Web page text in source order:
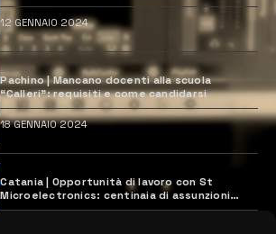
12 GENNAIO 2024
Pachino | Mancano docenti alla scuola
“Calleri”: requisiti e come candidarsi
18 GENNAIO 2024
Catania | Opportunità di lavoro con St
Microelectronics: centinaia di assunzioni
previste